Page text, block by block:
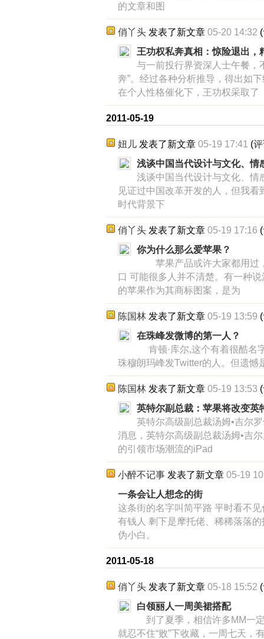
的文章和图
俏丫头 发表了新文章 05-20 14:32 (
王功权私奔真相：惊险退出，
与一前投行界资深人士午餐，
奔”。经过各种分析推导，得出如
在个人性格催化下，王功权采取了
2011-05-19
妞儿 发表了新文章 05-19 17:41 (
浅谈中国当代设计与文化、情
浅谈中国当代设计与文化、
见证过中国改革开发的人，但我
时代背景下
俏丫头 发表了新文章 05-19 17:16 (
你为什么那么爱苹果？
苹果产品或许大家都用过
口 可能很多人并不清楚。有一种
的苹果作为其商标图案，是为
陈国林 发表了新文章 05-19 13:59 (
在珠峰发微博的第一人？
肯顿·库尔,这个有着很酷名
珠穆朗玛峰发Twitter的人。但遗憾
陈国林 发表了新文章 05-19 13:53 (
英特尔副总裁：苹果将改变英
英特尔高级副总裁汤姆•吉尔
消息，英特尔高级副总裁汤姆•吉
的引领市场潮流的iPad
小醉不记事 发表了新文章 05-19
一条会让人想念的街
这条街的名字叫简平路 平时看不
有钱人 剩下是摩托佬、稀稀落落
伪小白。
2011-05-18
俏丫头 发表了新文章 05-18 15:52 (
白领丽人一周美裙搭配
到了夏季，相信许多MM一
就忍不住“败”下收藏，一周七天，